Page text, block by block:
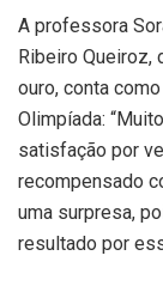
A professora
Ribeiro Queiroz,
ouro, conta
Olimpíada:
satisfação por
recompensado
uma surpresa,
resultado por